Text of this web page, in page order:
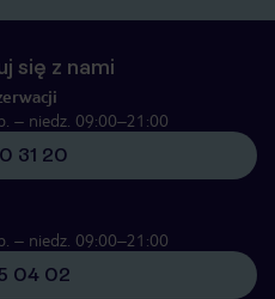
się z nami
– niedz. 09:00–21:00
31 20
– niedz. 09:00–21:00
04 02